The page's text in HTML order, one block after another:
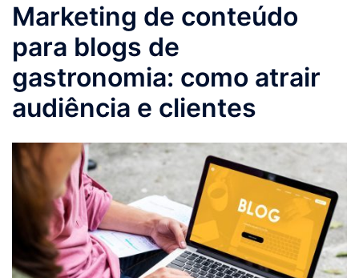
Marketing de conteúdo
para blogs de
gastronomia: como atrair
audiência e clientes